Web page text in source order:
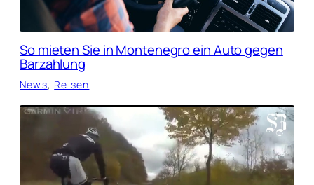
So mieten Sie in Montenegro ein Auto gegen
Barzahlung
News, Reisen